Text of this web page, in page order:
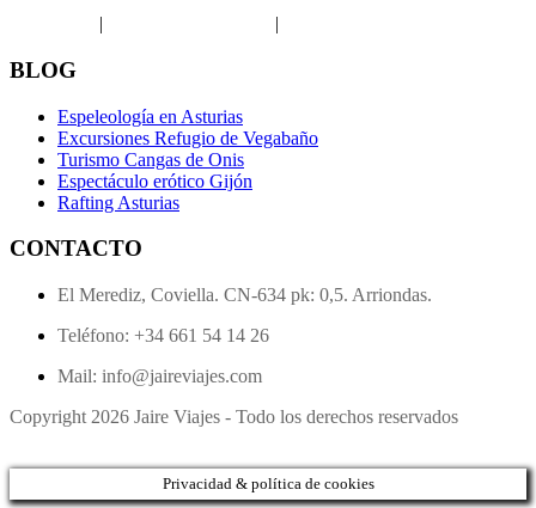
| |
BLOG
Espeleología en Asturias
Excursiones Refugio de Vegabaño
Turismo Cangas de Onis
Espectáculo erótico Gijón
Rafting Asturias
CONTACTO
El Merediz, Coviella. CN-634 pk: 0,5. Arriondas.
Teléfono: +34 661 54 14 26
Mail: info@jaireviajes.com
Copyright 2026 Jaire Viajes - Todo los derechos reservados
Privacidad & política de cookies